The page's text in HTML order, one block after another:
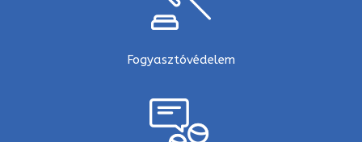
Fogyasztóvédelem